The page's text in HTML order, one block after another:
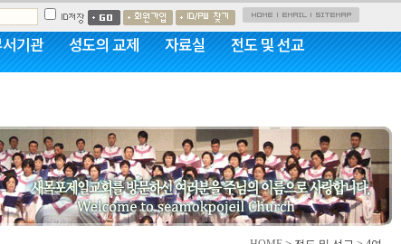
기관 성도의 교제 자료실 전도 및 선교